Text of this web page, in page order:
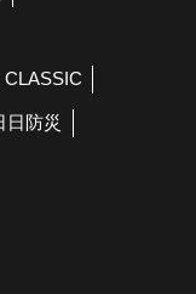
CLASSIC
日防災